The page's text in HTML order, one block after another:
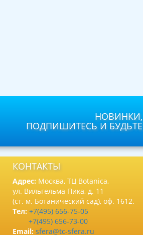
ПОДПИШИТЕСЬ И
КОНТАКТЫ
Адрес: Москва, ТЦ Botanica,
ул. Вильгельма Пика, д. 11
(ст. м. Ботанический сад), оф. 1612.
Тел: +7(495) 656-75-05
+7(495) 656-73-00
Email: sfera@tc-sfera.ru